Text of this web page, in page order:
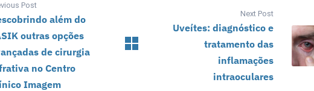
Post
além do
outras opções
de cirurgia
no Centro
Imagem
Next Post
Uveítes: diagnóstico e
tratamento das
inflamações
intraoculares